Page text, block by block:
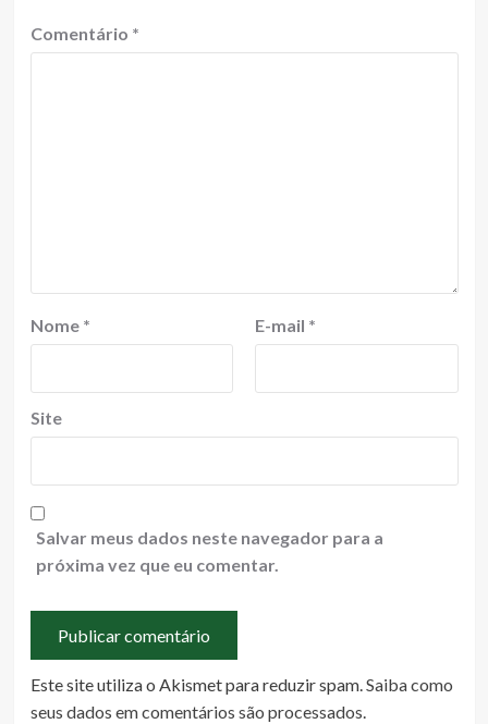
Comentário *
Nome * E-mail *
Site
Salvar meus dados neste navegador para a
próxima vez que eu comentar.
Este site utiliza o Akismet para reduzir spam.Saiba como
seus dados em comentários são processados.